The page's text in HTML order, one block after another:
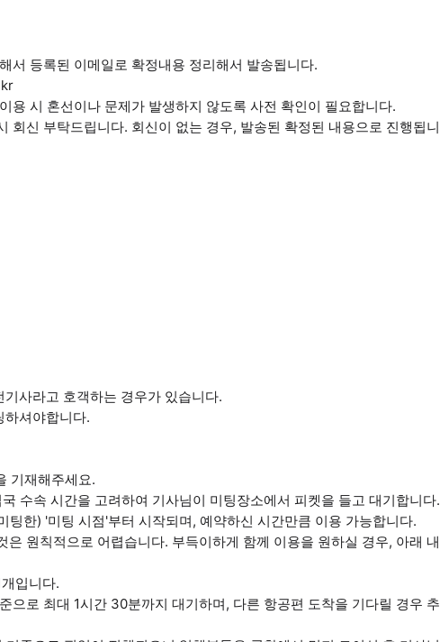
서 등록된 이메일로 확정내용 정리해서 발송됩니다.
용 시 혼선이나 문제가 발생하지 않도록 사전 확인이 필요합니다.
신 부탁드립니다. 회신이 없는 경우, 발송된 확정된 내용으로 진행됩니
사라고 호객하는 경우가 있습니다.
셔야합니다.
기재해주세요.
수속 시간을 고려하여 기사님이 미팅장소에서 피켓을 들고 대기합니다.
한) '미팅 시점'부터 시작되며, 예약하신 시간만큼 이용 가능합니다.
원칙적으로 어렵습니다. 부득이하게 함께 이용을 원하실 경우, 아래 내
입니다.
으로 최대 1시간 30분까지 대기하며, 다른 항공편 도착을 기다릴 경우 추